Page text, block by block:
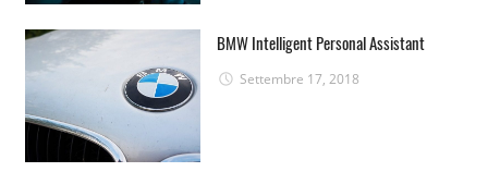
BMW Intelligent Personal Assistant
Settembre 17, 2018